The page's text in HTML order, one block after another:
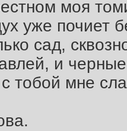
моя
уже почиет
сад,
и
тобой мне